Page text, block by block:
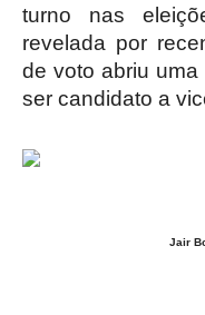
turno nas
revelada por
de voto abriu
ser candidato a
Jair